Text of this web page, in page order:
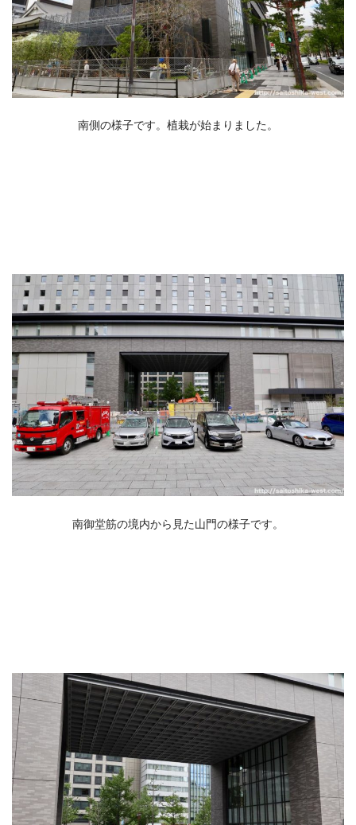
南側の様子です。植栽が始まりました。
南御堂筋の境内から見た山門の様子です。